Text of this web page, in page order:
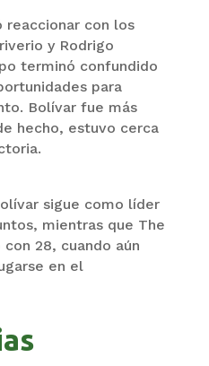
con los
y Rodrigo
terminó confundido
para
Bolívar fue más
hecho, estuvo cerca
sigue como líder
mientras que The
28, cuando aún
en el